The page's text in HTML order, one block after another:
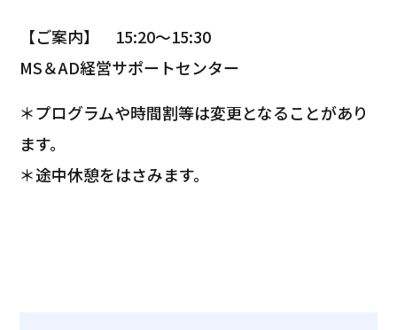
【ご案内】 15:20～15:30
MS＆AD経営サポートセンター
＊プログラムや時間割等は変更となることがあり
ます。
＊途中休憩をはさみます。